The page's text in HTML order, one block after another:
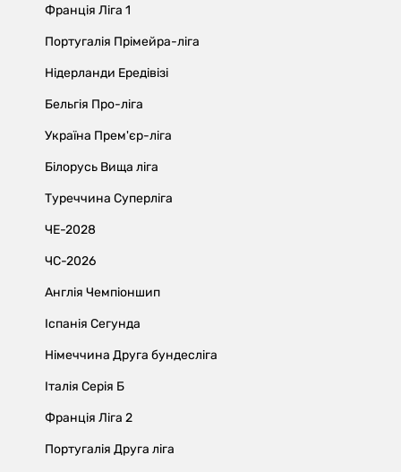
Франція Ліга 1
Португалія Прімейра-ліга
Нідерланди Ередівізі
Бельгія Про-ліга
Україна Прем'єр-ліга
Білорусь Вища ліга
Туреччина Суперліга
ЧЕ-2028
ЧС-2026
Англія Чемпіоншип
Іспанія Сегунда
Німеччина Друга бундесліга
Італія Серія Б
Франція Ліга 2
Португалія Друга ліга